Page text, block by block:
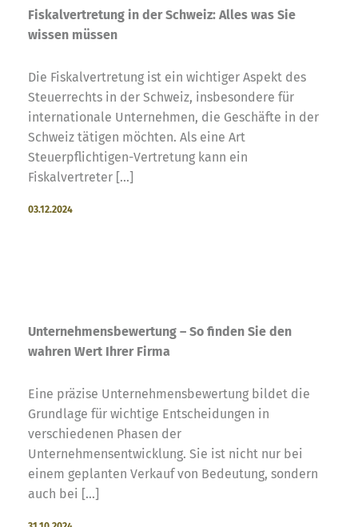
Fiskalvertretung in der Schweiz: Alles was Sie
wissen müssen
Die Fiskalvertretung ist ein wichtiger Aspekt des
Steuerrechts in der Schweiz, insbesondere für
internationale Unternehmen, die Geschäfte in der
Schweiz tätigen möchten. Als eine Art
Steuerpflichtigen-Vertretung kann ein
Fiskalvertreter [...]
03.12.2024
Unternehmensbewertung – So finden Sie den
wahren Wert Ihrer Firma
Eine präzise Unternehmensbewertung bildet die
Grundlage für wichtige Entscheidungen in
verschiedenen Phasen der
Unternehmensentwicklung. Sie ist nicht nur bei
einem geplanten Verkauf von Bedeutung, sondern
auch bei [...]